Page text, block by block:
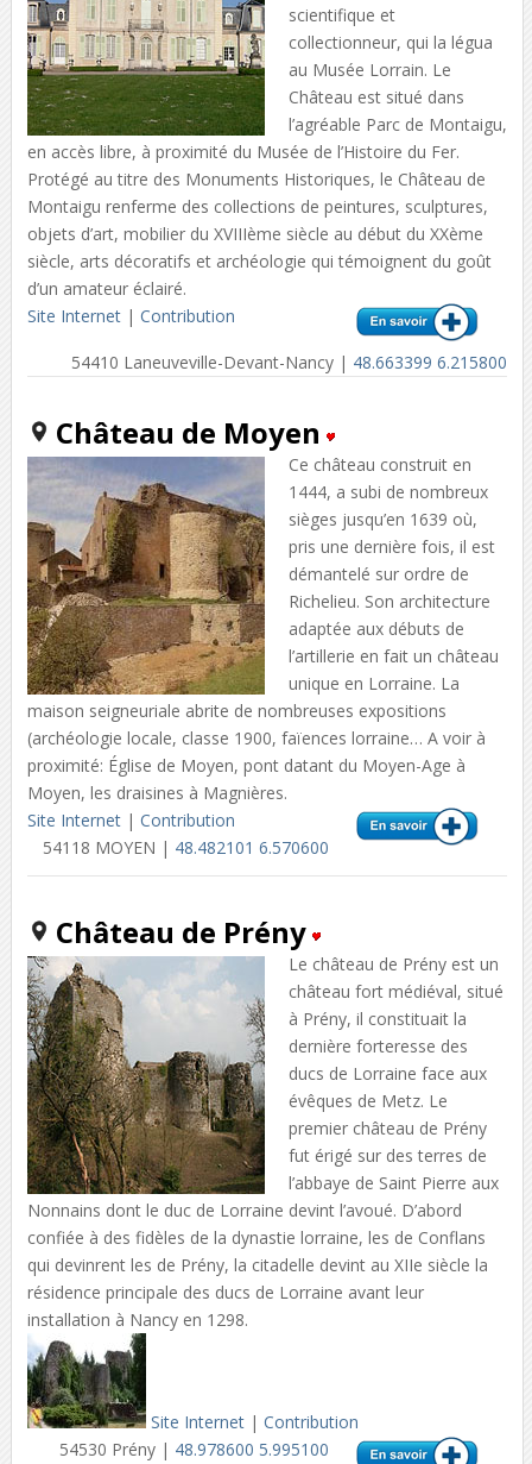
scientifique et
collectionneur, qui la légua
au Musée Lorrain. Le
Château est situé dans
l’agréable Parc de Montaigu,
en accès libre, à proximité du Musée de l’Histoire du Fer.
Protégé au titre des Monuments Historiques, le Château de
Montaigu renferme des collections de peintures, sculptures,
objets d’art, mobilier du XVIIIème siècle au début du XXème
siècle, arts décoratifs et archéologie qui témoignent du goût
d’un amateur éclairé.
Site Internet| Contribution
54410 Laneuveville-Devant-Nancy | 48.663399 6.215800
Château de Moyen
Ce château construit en
1444, a subi de nombreux
sièges jusqu’en 1639 où,
pris une dernière fois, il est
démantelé sur ordre de
Richelieu. Son architecture
adaptée aux débuts de
l’artillerie en fait un château
unique en Lorraine. La
maison seigneuriale abrite de nombreuses expositions
(archéologie locale, classe 1900, faïences lorraine… A voir à
proximité: Église de Moyen, pont datant du Moyen-Age à
Moyen, les draisines à Magnières.
Site Internet| Contribution
54118 MOYEN | 48.482101 6.570600
Château de Prény
Le château de Prény est un
château fort médiéval, situé
à Prény, il constituait la
dernière forteresse des
ducs de Lorraine face aux
évêques de Metz. Le
premier château de Prény
fut érigé sur des terres de
l’abbaye de Saint Pierre aux
Nonnains dont le duc de Lorraine devint l’avoué. D’abord
confiée à des fidèles de la dynastie lorraine, les de Conflans
qui devinrent les de Prény, la citadelle devint au XIIe siècle la
résidence principale des ducs de Lorraine avant leur
installation à Nancy en 1298.
Site Internet| Contribution
54530 Prény | 48.978600 5.995100